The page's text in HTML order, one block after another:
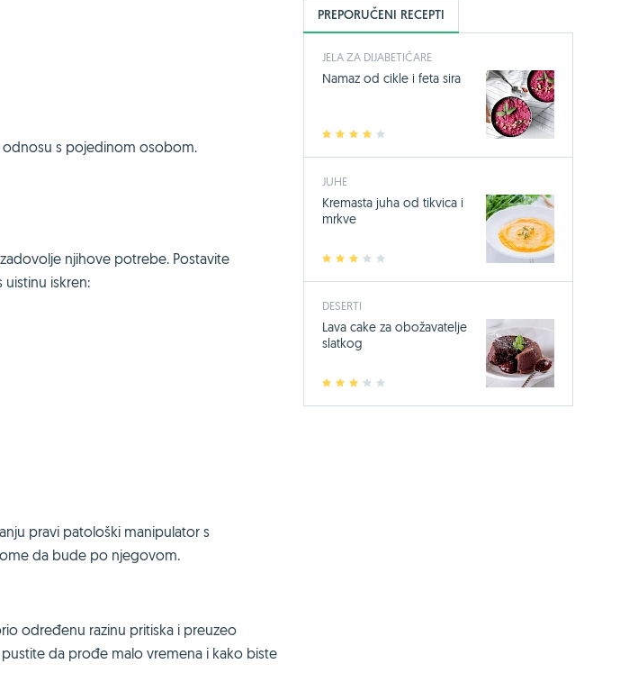
s pojedinom osobom.
njihove potrebe. Postavite
iskren:
pravi patološki manipulator s
da bude po njegovom.
određenu razinu pritiska i preuzeo
da prođe malo vremena i kako biste
PREPORUČENI RECEPTI
JELA ZA DIJABETIČARE
2 3 4
Namaz od cikle i feta sira
JUHE
2 3 4
Kremasta juha od tikvica i
mrkve
DESERTI
2 3 4
Lava cake za obožavatelje
slatkog